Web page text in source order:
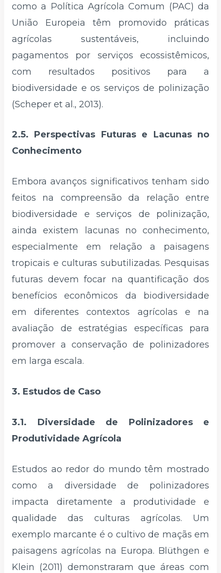
como a Política Agrícola Comum (PAC) da
União Europeia têm promovido práticas
agrícolas sustentáveis, incluindo
pagamentos por serviços ecossistêmicos,
com resultados positivos para a
biodiversidade e os serviços de polinização
(Scheper et al., 2013).
2.5. Perspectivas Futuras e Lacunas no
Conhecimento
Embora avanços significativos tenham sido
feitos na compreensão da relação entre
biodiversidade e serviços de polinização,
ainda existem lacunas no conhecimento,
especialmente em relação a paisagens
tropicais e culturas subutilizadas. Pesquisas
futuras devem focar na quantificação dos
benefícios econômicos da biodiversidade
em diferentes contextos agrícolas e na
avaliação de estratégias específicas para
promover a conservação de polinizadores
em larga escala.
3. Estudos de Caso
3.1. Diversidade de Polinizadores e
Produtividade Agrícola
Estudos ao redor do mundo têm mostrado
como a diversidade de polinizadores
impacta diretamente a produtividade e
qualidade das culturas agrícolas. Um
exemplo marcante é o cultivo de maçãs em
paisagens agrícolas na Europa. Blüthgen e
Klein (2011) demonstraram que áreas com